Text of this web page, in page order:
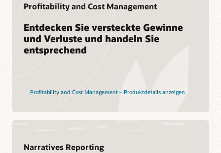
Profitability and Cost Management
Entdecken Sie versteckte Gewinne
und Verluste und handeln Sie
entsprechend
Profitability and Cost Management – Produktdetails anzeigen
Narratives Reporting